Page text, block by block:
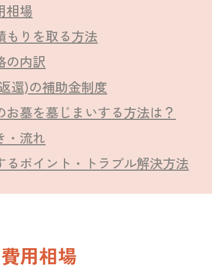
相場
もりを取る方法
の内訳
還)の補助金制度
墓を墓じまいする方法は？
・流れ
ポイント・トラブル解決方法
用相場